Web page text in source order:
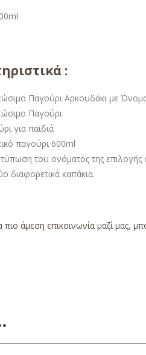
:
Παγούρι Αρκουδάκι με
Παγούρι
για παιδιά
παγούρι 600ml
του ονόματος της επιλογής
διαφορετικά καπάκια.
πιο άμεση επικοινωνία μαζί μας,